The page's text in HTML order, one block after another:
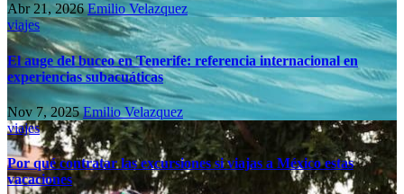
Abr 21, 2026Emilio Velazquez
viajes
El auge del buceo en Tenerife: referencia internacional en
experiencias subacuáticas
Nov 7, 2025Emilio Velazquez
viajes
Por qué contratar las excursiones si viajas a México estas
vacaciones